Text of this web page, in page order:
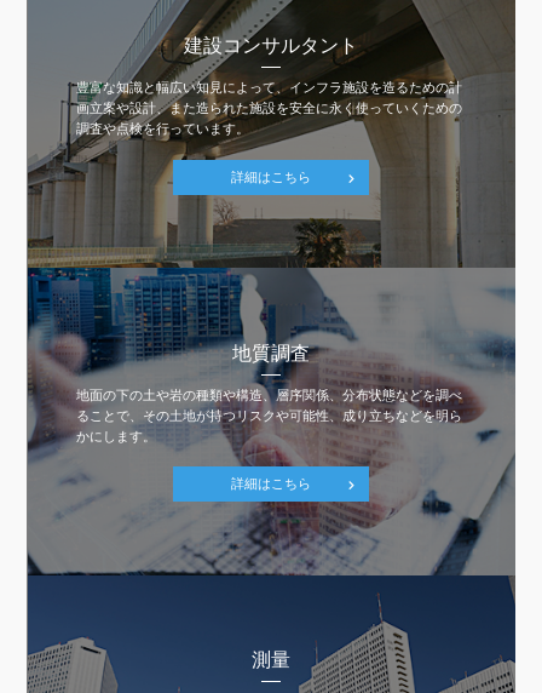
建設コンサルタント
豊富な知識と幅広い知見によって、インフラ施設を造るための計
画立案や設計、また造られた施設を安全に永く使っていくための
調査や点検を行っています。
詳細はこちら
地質調査
地面の下の土や岩の種類や構造、層序関係、分布状態などを調べ
ることで、その土地が持つリスクや可能性、成り立ちなどを明ら
かにします。
詳細はこちら
測量